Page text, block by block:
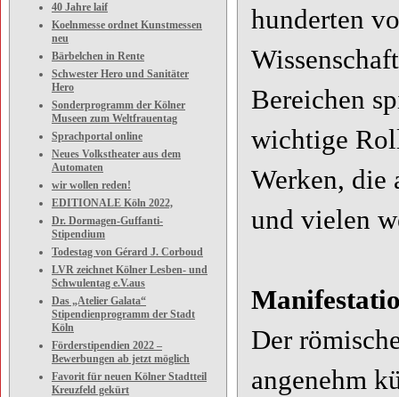
40 Jahre laif
Koelnmesse ordnet Kunstmessen
neu
Bärbelchen in Rente
Schwester Hero und Sanitäter
Hero
Sonderprogramm der Kölner
Museen zum Weltfrauentag
Sprachportal online
Neues Volkstheater aus dem
Automaten
wir wollen reden!
EDITIONALE Köln 2022,
Dr. Dormagen-Guffanti-
Stipendium
Todestag von Gérard J. Corboud
LVR zeichnet Kölner Lesben- und
Schwulentag e.V.aus
Das „Atelier Galata“
Stipendienprogramm der Stadt
Köln
Förderstipendien 2022 –
Bewerbungen ab jetzt möglich
Favorit für neuen Kölner Stadtteil
Kreuzfeld gekürt
hunderten
Bereichen
wichtige
Werken, die
und vielen
Der
angenehm